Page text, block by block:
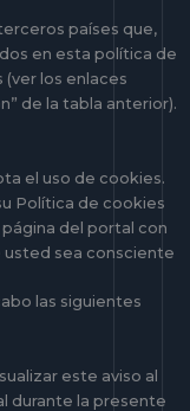
países que,
en esta política de
los enlaces
de la tabla anterior).
el uso de cookies.
Política de cookies
del portal con
usted sea consciente
las siguientes
este aviso al
durante la presente